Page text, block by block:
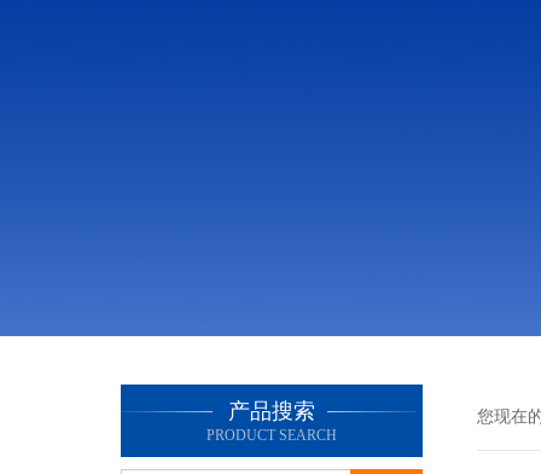
产品搜索
PRODUCT SEARCH
您现在